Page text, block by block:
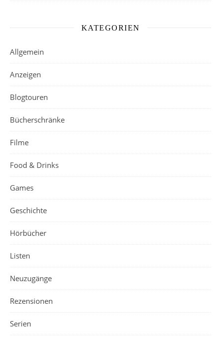
KATEGORIEN
Allgemein
Anzeigen
Blogtouren
Bücherschränke
Filme
Food & Drinks
Games
Geschichte
Hörbücher
Listen
Neuzugänge
Rezensionen
Serien